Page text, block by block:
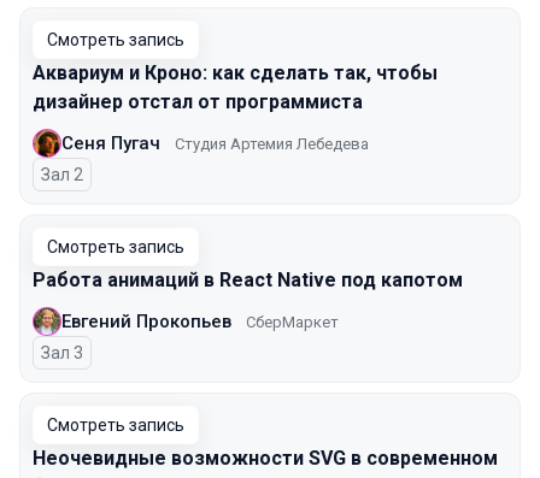
Смотреть запись
Аквариум и Кроно: как сделать так, чтобы
дизайнер отстал от программиста
Сеня Пугач Студия Артемия Лебедева
Зал 2
Смотреть запись
Работа анимаций в React Native под капотом
Евгений Прокопьев СберМаркет
Зал 3
Смотреть запись
Неочевидные возможности SVG в современном